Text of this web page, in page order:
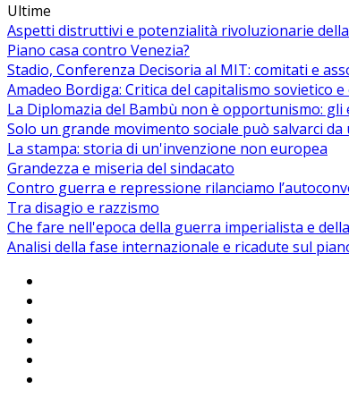
Ultime
Aspetti distruttivi e potenzialità rivoluzionarie
Piano casa contro Venezia?
Stadio, Conferenza Decisoria al MIT: comitati e
Amadeo Bordiga: Critica del capitalismo sovietico
La Diplomazia del Bambù non è opportunismo:
Solo un grande movimento sociale può salvarci
La stampa: storia di un'invenzione non europea
Grandezza e miseria del sindacato
Contro guerra e repressione rilanciamo
Tra disagio e razzismo
Che fare nell'epoca della guerra imperialista e
Analisi della fase internazionale e ricadute sul